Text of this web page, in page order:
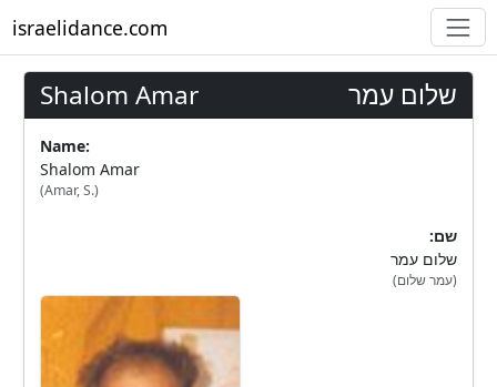
israelidance.com
Shalom Amar שלום עמר
Name:
Shalom Amar
(Amar, S.)
:שם
שלום עמר
(עמר שלום)